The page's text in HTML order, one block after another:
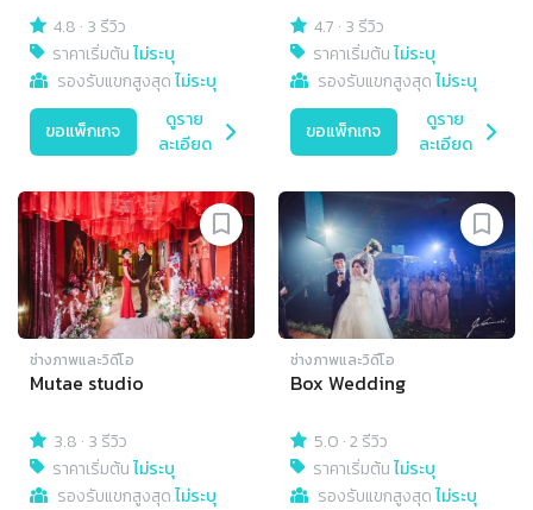
4.8 · 3 รีวิว
ราคาเริ่มต้นไม่ระบุ
รองรับแขกสูงสุดไม่ระบุ
ขอแพ็กเกจ
ดูราย
ละเอียด
4.7 · 3 รีวิว
ราคาเริ่มต้นไม่ระบุ
รองรับแขกสูงสุดไม่ระบุ
ขอแพ็กเกจ
ดูราย
ละเอียด
ช่างภาพและวิดีโอ
Mutae studio
3.8 · 3 รีวิว
ราคาเริ่มต้นไม่ระบุ
รองรับแขกสูงสุดไม่ระบุ
ช่างภาพและวิดีโอ
Box Wedding
5.0 ·2 รีวิว
ราคาเริ่มต้นไม่ระบุ
รองรับแขกสูงสุดไม่ระบุ